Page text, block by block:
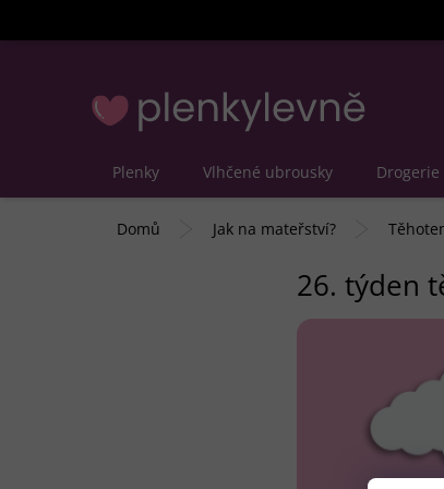
Plenky Vlhčené ubrousky Drogerie
Domů Jak na mateřství?
26. týden